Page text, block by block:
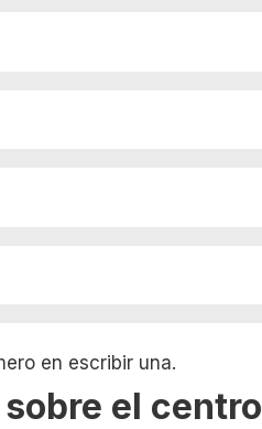
en escribir una.
el centro